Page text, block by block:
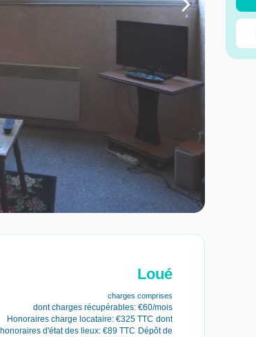
Loué
charges comprises
dont charges récupérables: €60/mois
Honoraires charge locataire: €325 TTC dont
honoraires d'état des lieux: €89 TTC Dépôt de